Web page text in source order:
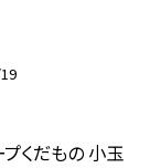
くだもの 小玉